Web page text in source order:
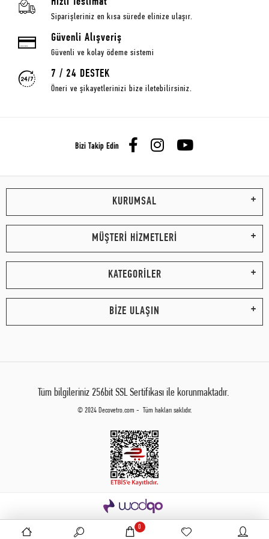
Siparişleriniz en kısa sürede elinize ulaşır.
Güvenli Alışveriş
Güvenli ve kolay ödeme sistemi
7 / 24 DESTEK
Öneri ve şikayetlerinizi bize iletebilirsiniz.
Bizi Takip Edin
KURUMSAL
MÜŞTERİ HİZMETLERİ
KATEGORİLER
BİZE ULAŞIN
Tüm bilgileriniz 256bit SSL Sertifikası ile korunmaktadır.
© 2024 Decovetro.com - Tüm hakları saklıdır.
0